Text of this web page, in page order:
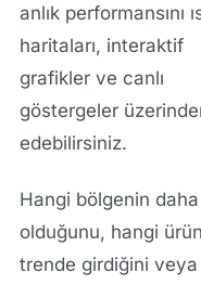
anlık performansını
haritaları, interaktif
grafikler ve canlı
göstergeler
edebilirsiniz.
Hangi bölgenin daha
olduğunu, hangi
trende girdiğini veya